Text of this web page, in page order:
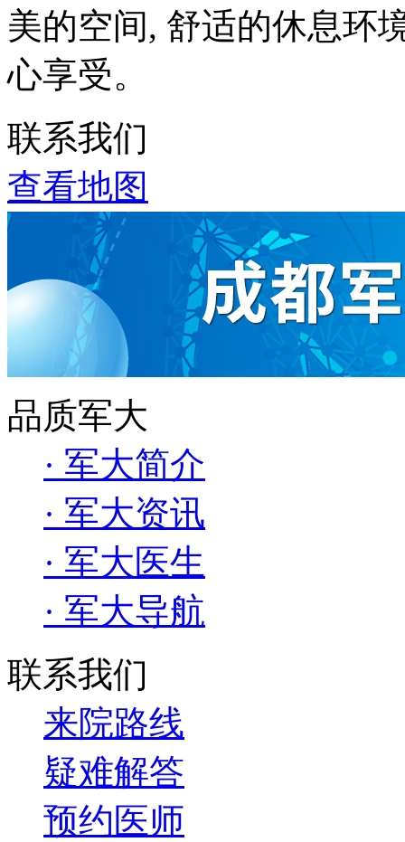
美的空间, 舒适的休息环
心享受。
联系我们
查看地图
品质军大
· 军大简介
· 军大资讯
· 军大医生
· 军大导航
联系我们
来院路线
疑难解答
预约医师